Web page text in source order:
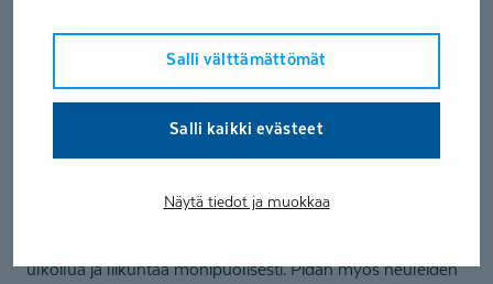
Salli välttämättömät
Salli kaikki evästeet
Näytä tiedot ja muokkaa
osaksi yksityisellä sektorilla. Vahvimpana
osaamisalueenani on tuki- ja liikuntaelin sairauksien
kuntoutus. Kokemusta on paljon myös
Kohtaan asiakkaan aina yksilöllisesti ja kokonaisvaltaisesti.
kannustavalla otteella asiakkaan toimintakyvyn ja
ulkoilua ja liikuntaa monipuolisesti. Pidän myös neuleiden